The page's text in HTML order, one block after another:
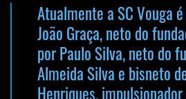
Atualmente a SC Vouga
João Graça, neto do
por Paulo Silva, neto do
Almeida Silva e bisneto
Henriques,